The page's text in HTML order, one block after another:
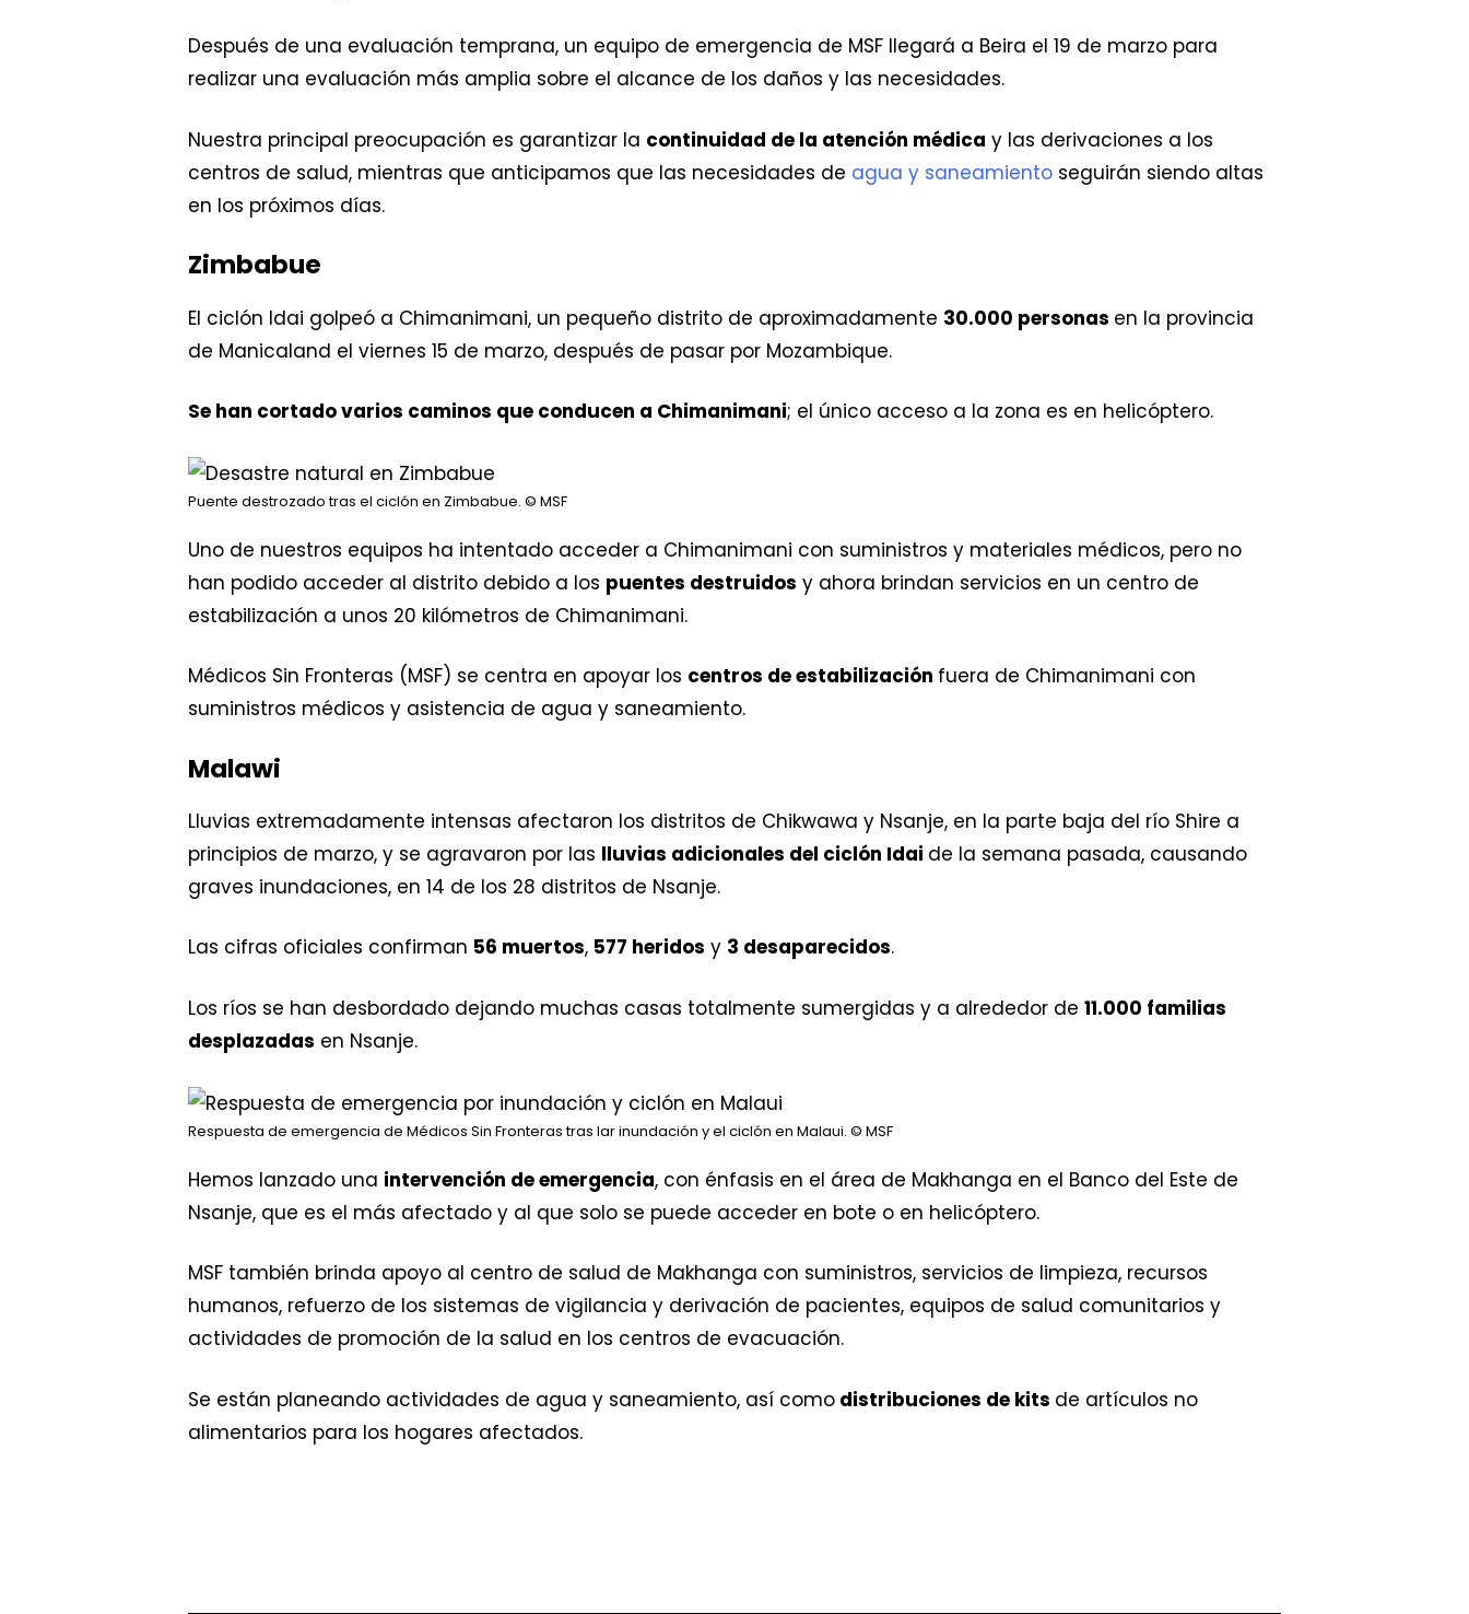
Después de una evaluación temprana, un equipo de emergencia de MSF llegará a Beira el 19 de marzo para
realizar una evaluación más amplia sobre el alcance de los daños y las necesidades.
Nuestra principal preocupación es garantizar la continuidad de la atención médica y las derivaciones a los
centros de salud, mientras que anticipamos que las necesidades de agua y saneamiento seguirán siendo altas
en los próximos días.
Zimbabue
El ciclón Idai golpeó a Chimanimani, un pequeño distrito de aproximadamente 30.000 personas en la provincia
de Manicaland el viernes 15 de marzo, después de pasar por Mozambique.
Se han cortado varios caminos que conducen a Chimanimani; el único acceso a la zona es en helicóptero.
Puente destrozado tras el ciclón en Zimbabue. © MSF
Uno de nuestros equipos ha intentado acceder a Chimanimani con suministros y materiales médicos, pero no
han podido acceder al distrito debido a los puentes destruidos y ahora brindan servicios en un centro de
estabilización a unos 20 kilómetros de Chimanimani.
Médicos Sin Fronteras (MSF) se centra en apoyar los centros de estabilización fuera de Chimanimani con
suministros médicos y asistencia de agua y saneamiento.
Malawi
Lluvias extremadamente intensas afectaron los distritos de Chikwawa y Nsanje, en la parte baja del río Shire a
principios de marzo, y se agravaron por las lluvias adicionales del ciclón Idai de la semana pasada, causando
graves inundaciones, en 14 de los 28 distritos de Nsanje.
Las cifras oficiales confirman 56 muertos, 577 heridos y 3 desaparecidos.
Los ríos se han desbordado dejando muchas casas totalmente sumergidas y a alrededor de 11.000 familias
desplazadas en Nsanje.
Respuesta de emergencia de Médicos Sin Fronteras tras lar inundación y el ciclón en Malaui. © MSF
Hemos lanzado una intervención de emergencia, con énfasis en el área de Makhanga en el Banco del Este de
Nsanje, que es el más afectado y al que solo se puede acceder en bote o en helicóptero.
MSF también brinda apoyo al centro de salud de Makhanga con suministros, servicios de limpieza, recursos
humanos, refuerzo de los sistemas de vigilancia y derivación de pacientes, equipos de salud comunitarios y
actividades de promoción de la salud en los centros de evacuación.
Se están planeando actividades de agua y saneamiento, así como distribuciones de kits de artículos no
alimentarios para los hogares afectados.